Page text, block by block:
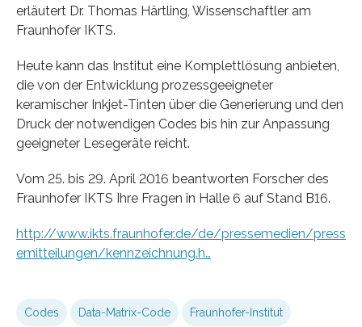
erläutert Dr. Thomas Härtling, Wissenschaftler am
Fraunhofer IKTS.
Heute kann das Institut eine Komplettlösung anbieten,
die von der Entwicklung prozessgeeigneter
keramischer Inkjet-Tinten über die Generierung und den
Druck der notwendigen Codes bis hin zur Anpassung
geeigneter Lesegeräte reicht.
Vom 25. bis 29. April 2016 beantworten Forscher des
Fraunhofer IKTS Ihre Fragen in Halle 6 auf Stand B16.
http://www.ikts.fraunhofer.de/de/pressemedien/press
emitteilungen/kennzeichnung.h…
Codes Data-Matrix-Code Fraunhofer-Institut